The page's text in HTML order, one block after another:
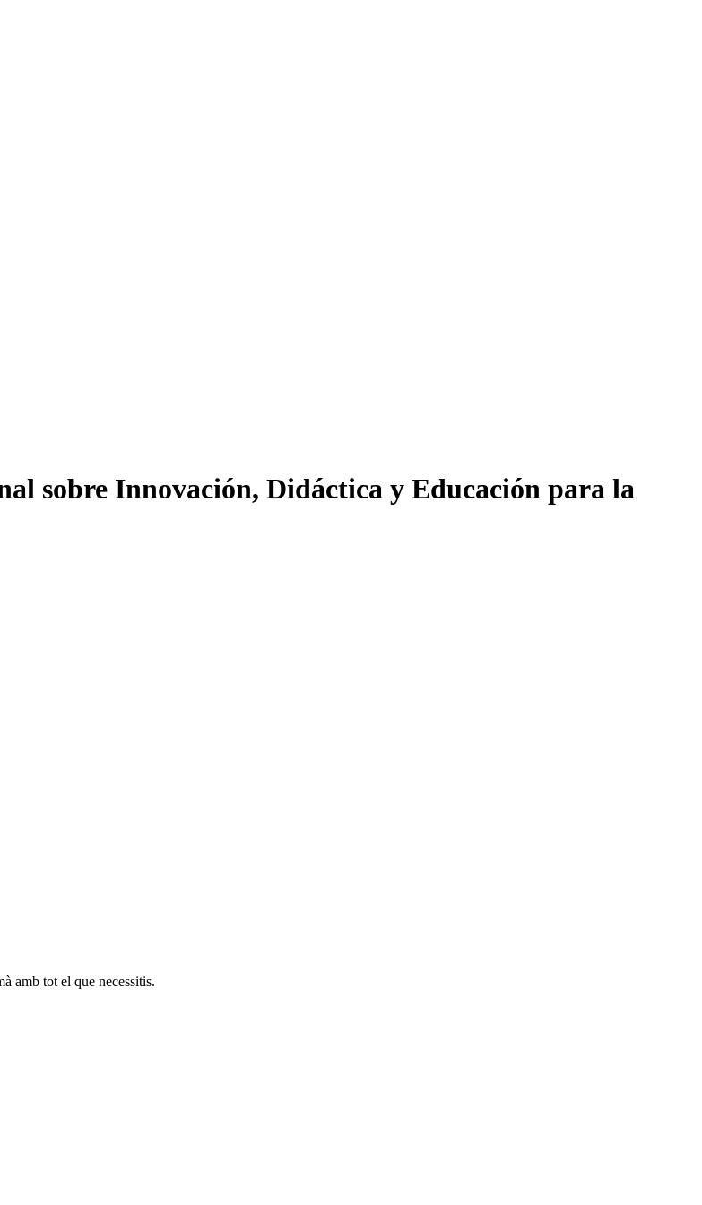
sobre Innovación, Didáctica y Educación para la
amb tot el que necessitis.